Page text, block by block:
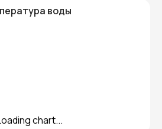
воды
chart...